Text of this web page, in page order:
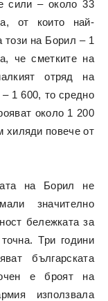
сили – около 33
от които най-
на Борил – 1
че сметките на
отряд на
1 600, то средно
около 1 200
хиляди повече от
на Борил не
значително
бележката за
Три години
българската
е броят на
използвала